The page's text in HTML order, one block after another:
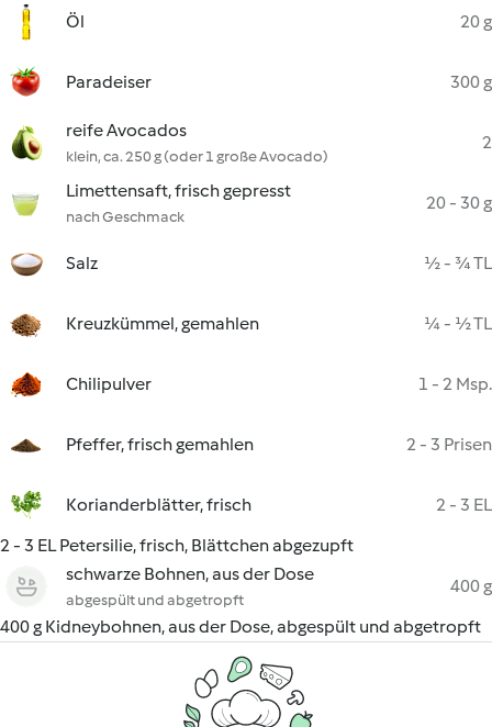
Öl 20 g
Paradeiser 300 g
reife Avocados
klein, ca. 250 g (oder 1 große Avocado)
2
Limettensaft, frisch gepresst
nach Geschmack
20 - 30 g
Salz ½ - ¾ TL
Kreuzkümmel, gemahlen ¼ - ½ TL
Chilipulver 1 - 2 Msp.
Pfeffer, frisch gemahlen 2 - 3 Prisen
Korianderblätter, frisch
2 - 3 EL
2 - 3 EL Petersilie, frisch, Blättchen abgezupft
schwarze Bohnen, aus der Dose
abgespült und abgetropft
400 g
400 g Kidneybohnen, aus der Dose, abgespült und abgetropft